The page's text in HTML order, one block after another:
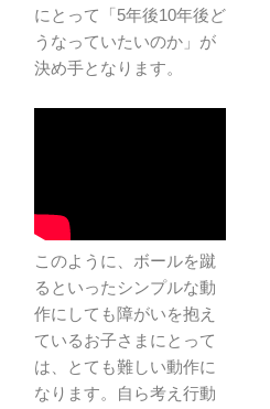
にとって「5年後10年後ど
うなっていたいのか」が
決め手となります。
このように、ボールを蹴
るといったシンプルな動
作にしても障がいを抱え
ているお子さまにとって
は、とても難しい動作に
なります。自ら考え行動